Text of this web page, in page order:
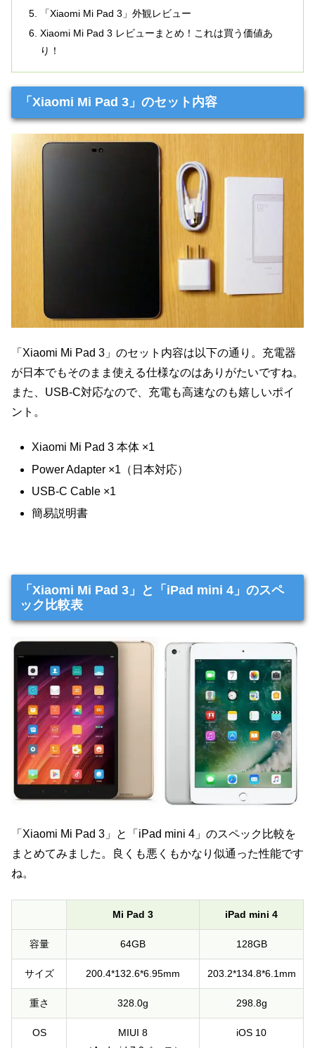
「Xiaomi Mi Pad 3」外観レビュー
Xiaomi Mi Pad 3 レビューまとめ！これは買う価値あ
り！
「Xiaomi Mi Pad 3」のセット内容
「Xiaomi Mi Pad 3」のセット内容は以下の通り。充電器
が日本でもそのまま使える仕様なのはありがたいですね。
また、USB-C対応なので、充電も高速なのも嬉しいポイ
ント。
Xiaomi Mi Pad 3 本体 ×1
Power Adapter ×1（日本対応）
USB-C Cable ×1
簡易説明書
「Xiaomi Mi Pad 3」と「iPad mini 4」のスペ
ック比較表
「Xiaomi Mi Pad 3」と「iPad mini 4」のスペック比較を
まとめてみました。良くも悪くもかなり似通った性能です
ね。
Mi Pad 3 iPad mini 4
容量 64GB 128GB
サイズ 200.4*132.6*6.95mm 203.2*134.8*6.1mm
重さ 328.0g 298.8g
OS
MIUI 8
iOS 10